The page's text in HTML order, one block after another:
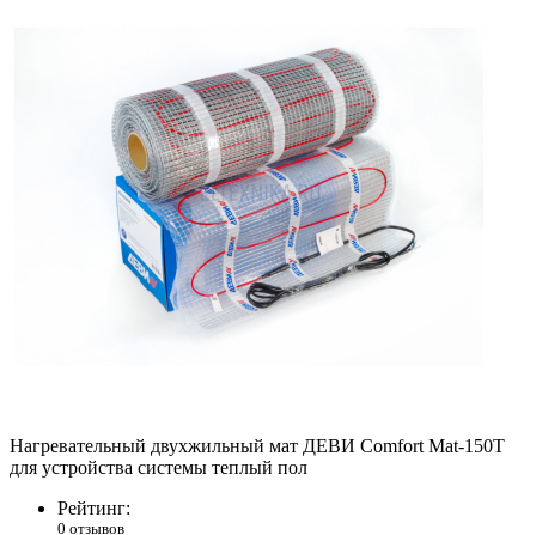
Нагревательный двухжильный мат ДЕВИ Comfort Mat-150T
для устройства системы теплый пол
Рейтинг:
0 отзывов